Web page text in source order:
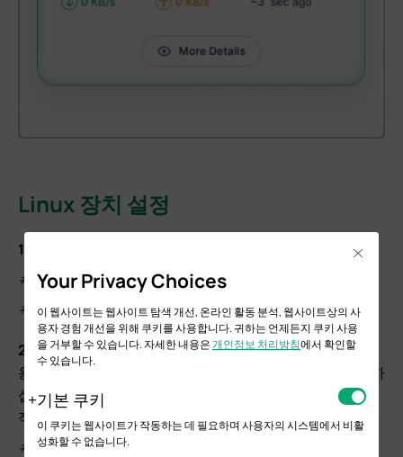
Linux 장치 설정
1단계.
설치합니다.
#sudo apt update
#sudo apt install openvpn -y
2단계.인증서 유출을 방지하기 위해 .ovpn 파일을 루트 사
용자만 읽고 쓸 수 있도록 설정하려면 다음 명령어를 참조하
십시오. (Omada Controller에서 내보낸 .ovpn 파일은 기본
적으로 다운로드 폴더에 저장됩니다.)
#sudo chmod 600 ~/Downloads/VPN_Demo\
Your Privacy Choices
이 웹사이트는 웹사이트 탐색 개선, 온라인 활동 분석, 웹사이트상의 사
용자 경험 개선을 위해 쿠키를 사용합니다. 귀하는 언제든지 쿠키 사용
을 거부할 수 있습니다. 자세한 내용은개인정보 처리방침에서 확인할
수 있습니다.
기본 쿠키
이 쿠키는 웹사이트가 작동하는 데 필요하며 사용자의 시스템에서 비활
성화할 수 없습니다.
Close